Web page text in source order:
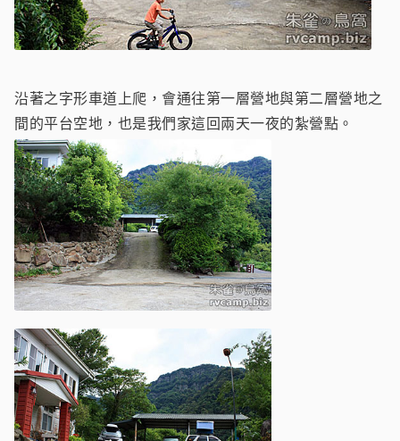
沿著之字形車道上爬，會通往第一層營地與第二層營地之
間的平台空地，也是我們家這回兩天一夜的紮營點。